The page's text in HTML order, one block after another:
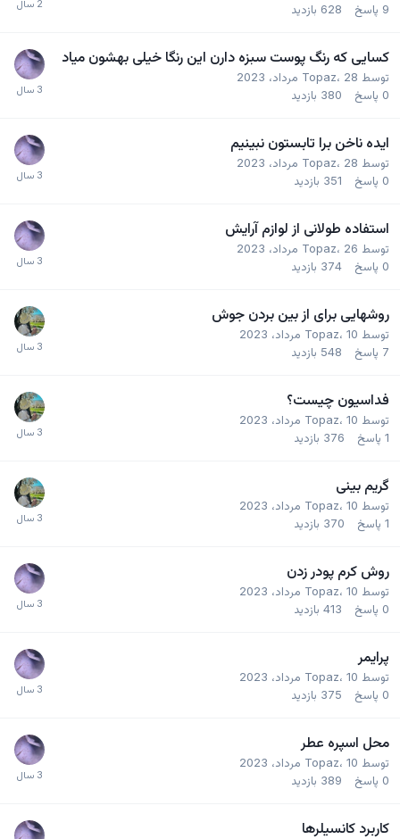
9 پاسخ 628 بازدید
کسایی که رنگ پوست سبزه دارن این رنگا خیلی بهشون میاد
توسط Topaz، 28 مرداد، 2023
0 پاسخ 380 بازدید
ایده ناخن برا تابستون نبینیم
توسط Topaz، 28 مرداد، 2023
0 پاسخ 351 بازدید
استفاده طولانی از لوازم آرایش
توسط Topaz، 26 مرداد، 2023
0 پاسخ 374 بازدید
روشهایی برای از بین بردن جوش
توسط Topaz، 10 مرداد، 2023
7 پاسخ 548 بازدید
فداسیون چیست؟
توسط Topaz، 10 مرداد، 2023
1 پاسخ 376 بازدید
گریم بینی
توسط Topaz، 10 مرداد، 2023
1 پاسخ 370 بازدید
روش کرم پودر زدن
توسط Topaz، 10 مرداد، 2023
0 پاسخ 413 بازدید
پرایمر
توسط Topaz، 10 مرداد، 2023
0 پاسخ 375 بازدید
محل اسپره عطر
توسط Topaz، 10 مرداد، 2023
0 پاسخ 389 بازدید
کاربرد کانسیلرها